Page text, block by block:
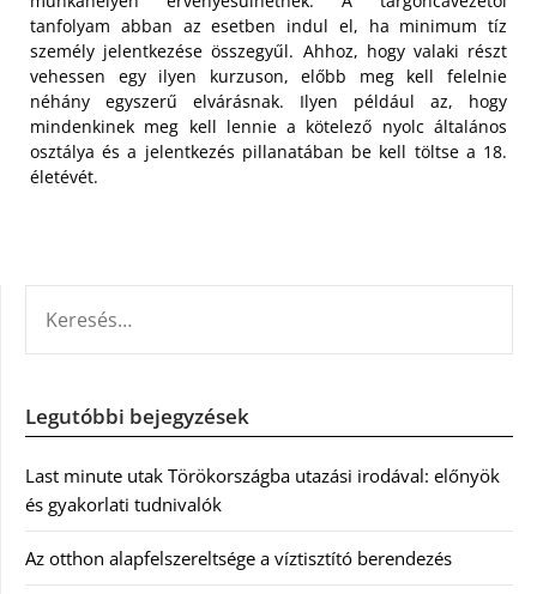
tanfolyam abban az esetben indul el, ha minimum tíz
személy jelentkezése összegyűl. Ahhoz, hogy valaki részt
vehessen egy ilyen kurzuson, előbb meg kell felelnie
néhány egyszerű elvárásnak. Ilyen például az, hogy
mindenkinek meg kell lennie a kötelező nyolc általános
osztálya és a jelentkezés pillanatában be kell töltse a 18.
életévét.
Legutóbbi bejegyzések
Last minute utak Törökországba utazási irodával: előnyök
és gyakorlati tudnivalók
Az otthon alapfelszereltsége a víztisztító berendezés